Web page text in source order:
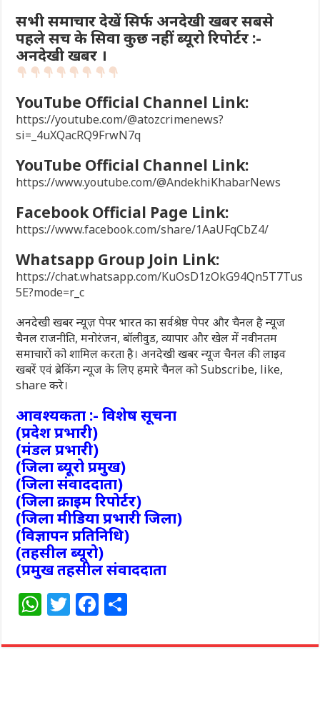
सभी समाचार देखें सिर्फ अनदेखी खबर सबसे
पहले सच के सिवा कुछ नहीं ब्यूरो रिपोर्टर :-
अनदेखी खबर ।
YouTube Official Channel Link:
https://youtube.com/@atozcrimenews?
si=_4uXQacRQ9FrwN7q
YouTube Official Channel Link:
https://www.youtube.com/@AndekhiKhabarNews
Facebook Official Page Link:
https://www.facebook.com/share/1AaUFqCbZ4/
Whatsapp Group Join Link:
https://chat.whatsapp.com/KuOsD1zOkG94Qn5T7Tus
5E?mode=r_c
अनदेखी खबर न्यूज़ पेपर भारत का सर्वश्रेष्ठ पेपर और चैनल है न्यूज
चैनल राजनीति, मनोरंजन, बॉलीवुड, व्यापार और खेल में नवीनतम
समाचारों को शामिल करता है। अनदेखी खबर न्यूज चैनल की लाइव
खबरें एवं ब्रेकिंग न्यूज के लिए हमारे चैनल को Subscribe, like,
share करे।
आवश्यकता :- विशेष सूचना
(प्रदेश प्रभारी)
(मंडल प्रभारी)
(जिला ब्यूरो प्रमुख)
(जिला संवाददाता)
(जिला क्राइम रिपोर्टर)
(जिला मीडिया प्रभारी जिला)
(विज्ञापन प्रतिनिधि)
(तहसील ब्यूरो)
(प्रमुख तहसील संवाददाता
W
at
T
itt
F
c ar